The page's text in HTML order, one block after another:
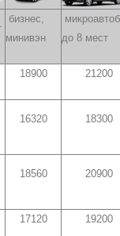
бизнес,
минивэн
до 8 мест
18900 21200
16320 18300
18560 20900
17120 19200